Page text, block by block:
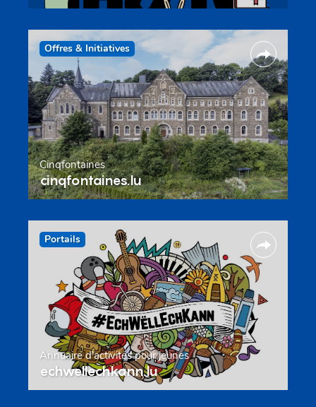
Offres & Initiatives
Cinqfontaines
cinqfontaines.lu
Portails
Annuaire d’activités pour jeunes
echwellechkann.lu